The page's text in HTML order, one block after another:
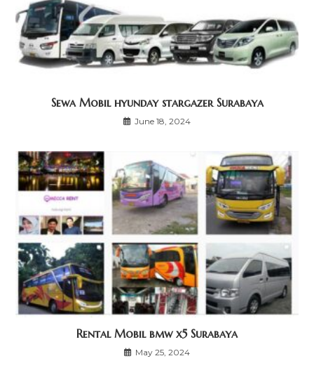
Sewa Mobil hyunday stargazer Surabaya
June 18, 2024
Rental Mobil bmw x5 Surabaya
May 25, 2024